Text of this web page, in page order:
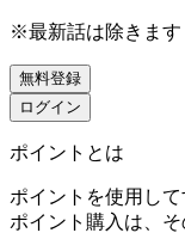
※最新話は除きます
無料登録
ログイン
ポイントとは
ポイントを使用し
ポイント購入は、